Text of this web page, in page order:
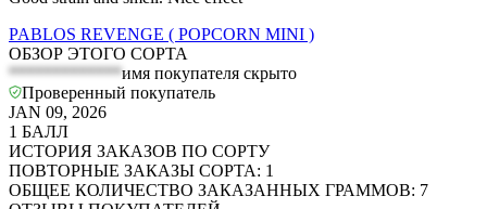
PABLOS REVENGE ( POPCORN MINI )
ОБЗОР ЭТОГО СОРТА
*************имя покупателя скрыто
Проверенный покупатель
JAN 09, 2026
1 БАЛЛ
ИСТОРИЯ ЗАКАЗОВ ПО СОРТУ
ПОВТОРНЫЕ ЗАКАЗЫ СОРТА: 1
ОБЩЕЕ КОЛИЧЕСТВО ЗАКАЗАННЫХ ГРАММОВ: 7